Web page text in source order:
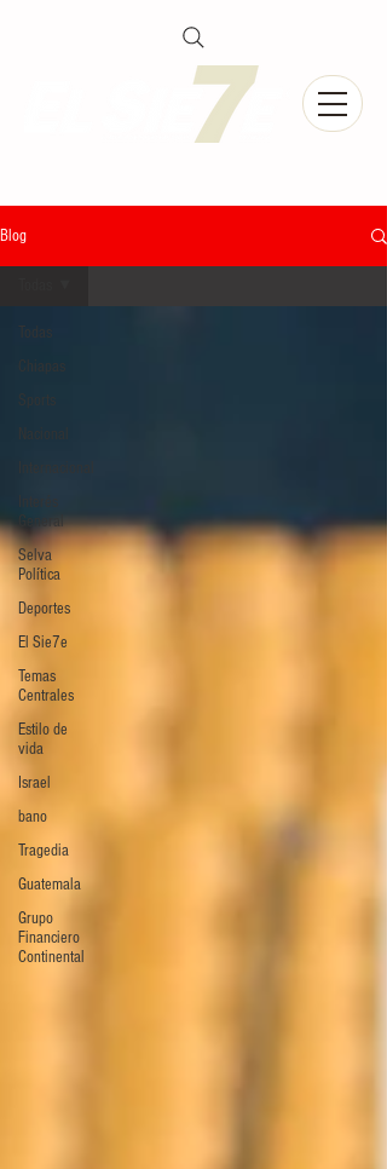
Blog
Todas
Chiapas
Sports
General
Selva
Política
Deportes
El Sie7e
Temas
Centrales
Estilo de
vida
Israel
bano
Tragedia
Guatemala
Grupo
Financiero
Continental